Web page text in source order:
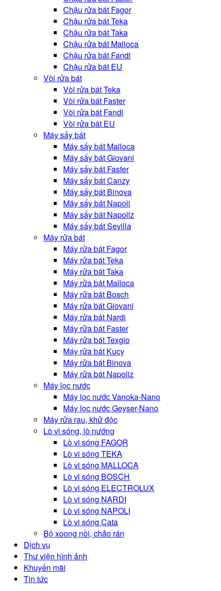
Chậu rửa bát Fagor
Chậu rửa bát Teka
Chậu rửa bát Taka
Chậu rửa bát Malloca
Chậu rửa bát Fandi
Chậu rửa bát EU
Vòi rửa bát
Vòi rửa bát Teka
Vòi rửa bát Faster
Vòi rửa bát Fandi
Vòi rửa bát EU
Máy sấy bát
Máy sấy bát Malloca
Máy sấy bát Giovani
Máy sấy bát Faster
Máy sấy bát Canzy
Máy sấy bát Binova
Máy sấy bát Napoli
Máy sấy bát Napoliz
Máy sấy bát Sevilla
Máy rửa bát
Máy rửa bát Fagor
Máy rửa bát Teka
Máy rửa bát Taka
Máy rửa bát Malloca
Máy rửa bát Bosch
Máy rửa bát Giovani
Máy rửa bát Nardi
Máy rửa bát Faster
Máy rửa bát Texgio
Máy rửa bát Kucy
Máy rửa bát Binova
Máy rửa bát Napoliz
Máy lọc nước
Máy lọc nước Vanoka-Nano
Máy lọc nước Geyser-Nano
Máy rửa rau, khử độc
Lò vi sóng, lò nướng
Lò vi sóng FAGOR
Lò vi sóng TEKA
Lò vi sóng MALLOCA
Lò vi sóng BOSCH
Lò vi sóng ELECTROLUX
Lò vi sóng NARDI
Lò vi sóng NAPOLI
Lò vi sóng Cata
Bộ xoong nồi, chảo rán
Dịch vụ
Thư viện hình ảnh
Khuyến mãi
Tin tức